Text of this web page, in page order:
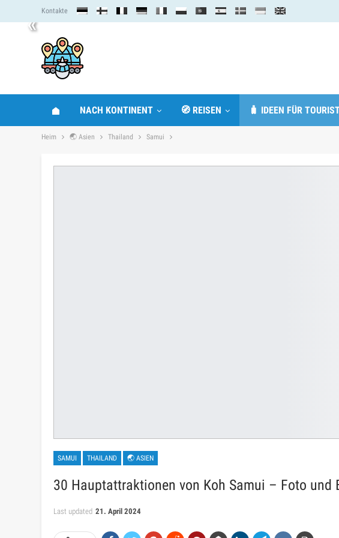
« Kontakte
NACH KONTINENT 🧭 REISEN 🧳 IDEEN FÜR
Heim 🌏 Asien Thailand Samui
SAMUI THAILAND 🌏 ASIEN
30 Hauptattraktionen von Koh Samui – Foto und
Last updated 21. April 2024